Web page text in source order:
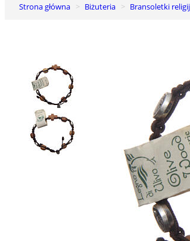
Strona główna Biżuteria Bransoletki